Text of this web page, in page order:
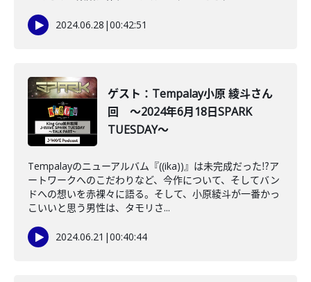
2024.06.28 |00:42:51
ゲスト：Tempalay小原 綾斗さん
回 ～2024年6月18日SPARK
TUESDAY～
Tempalayのニューアルバム『((ika))』は未完成だった⁉ア
ートワークへのこだわりなど、今作について、そしてバン
ドへの想いを赤裸々に語る。そして、小原綾斗が一番かっ
こいいと思う男性は、タモリさ...
2024.06.21 |00:40:44